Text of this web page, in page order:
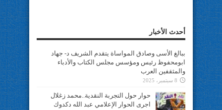
أحدث الأخبار
ببالغ الأسى وصادق المواساة يتقدم الشريف د- جهاد
ابومحفوظ رئيس ومؤسس مجلس الكتاب والأدباء
والمثقفين العرب
8 سبتمبر، 2025
حوار حول التجربة النقدية..محمد زغلال
اجرى الحوار الإعلامي عبد الله دكدوك